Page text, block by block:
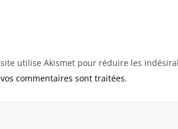
site utilise Akismet pour réduire les
commentaires sont traitées.